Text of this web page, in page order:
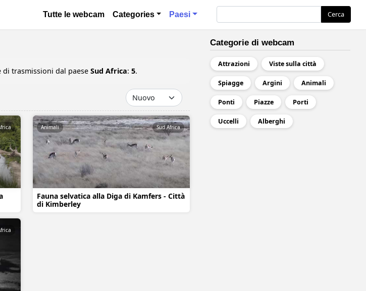
Основная навигация
Tutte le webcam Categories Paesi Cerca
trasmissioni dal paese Sud Africa: 5.
Fauna selvatica alla Diga di Kamfers - Città
di Kimberley
Animali Sud Africa
Categorie di webcam
Attrazioni Viste sulla città
Spiagge Argini Animali
Ponti Piazze Porti
Uccelli Alberghi